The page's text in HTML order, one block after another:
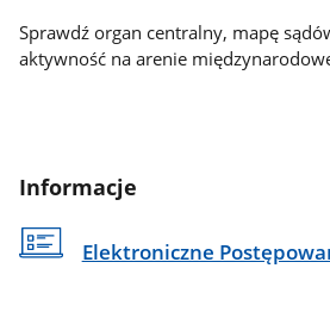
Sprawdź organ centralny, mapę
aktywność na arenie
Informacje
Elektroniczne